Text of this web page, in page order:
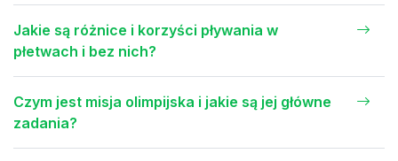
Jakie są różnice i korzyści pływania w
płetwach i bez nich?
Czym jest misja olimpijska i jakie są jej główne
zadania?